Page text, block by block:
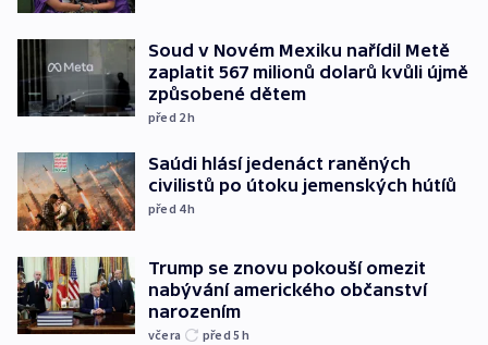
Soud v Novém Mexiku nařídil Metě
zaplatit 567 milionů dolarů kvůli újmě
způsobené dětem
před 2h
Saúdi hlásí jedenáct raněných
civilistů po útoku jemenských hútíů
před 4h
Trump se znovu pokouší omezit
nabývání amerického občanství
narozením
včera před 5h